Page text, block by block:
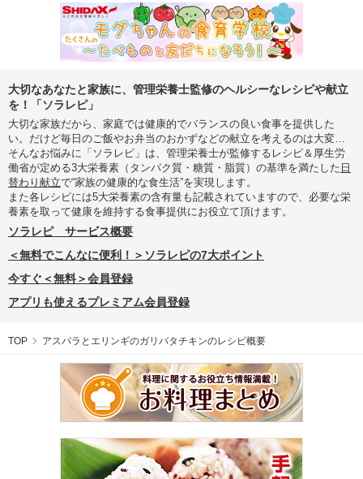
大切なあなたと家族に、管理栄養士監修のヘルシーなレシピや献立
を！「ソラレピ」
大切な家族だから、家庭では健康的でバランスの良い食事を提供した
い。だけど毎日のご飯やお弁当のおかずなどの献立を考えるのは大変…
そんなお悩みに「ソラレピ」は、管理栄養士が監修するレシピ＆厚生労
働省が定める3大栄養素（タンパク質・糖質・脂質）の基準を満たした 日
替わり献立で“家族の健康的な食生活”を実現します。
また各レシピには5大栄養素の含有量も記載されていますので、必要な栄
養素を取って健康を維持する食事提供にお役立て頂けます。
ソラレピ サービス概要
＜無料でこんなに便利！＞ソラレピの7大ポイント
今すぐ＜無料＞会員登録
アプリも使えるプレミアム会員登録
TOP アスパラとエリンギのガリバタチキンのレシピ概要